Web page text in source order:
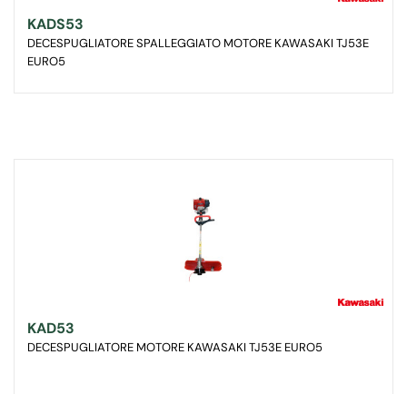
KADS53
DECESPUGLIATORE SPALLEGGIATO MOTORE KAWASAKI TJ53E
EURO5
KAD53
DECESPUGLIATORE MOTORE KAWASAKI TJ53E EURO5